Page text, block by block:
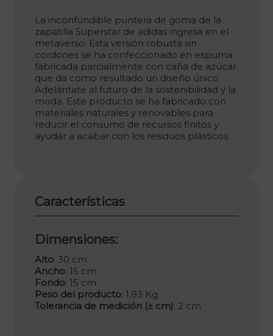
La inconfundible puntera de goma de la
zapatilla Superstar de adidas ingresa en el
metaverso. Esta versión robusta sin
cordones se ha confeccionado en espuma
fabricada parcialmente con caña de azúcar
que da como resultado un diseño único.
Adelántate al futuro de la sostenibilidad y la
moda. Este producto se ha fabricado con
materiales naturales y renovables para
reducir el consumo de recursos finitos y
ayudar a acabar con los residuos plásticos.
Características
Dimensiones:
Alto: 30 cm
Ancho: 15 cm
Fondo: 15 cm
Peso del producto: 1,93 Kg
Tolerancia de medición (± cm): 2 cm